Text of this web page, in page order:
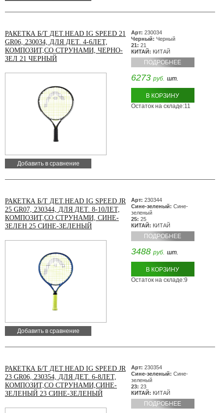
РАКЕТКА Б/Т ДЕТ.HEAD IG SPEED 21
GR06, 230034, ДЛЯ ДЕТ. 4-6ЛЕТ,
КОМПОЗИТ,СО СТРУНАМИ, ЧЕРНО-
ЗЕЛ 21 ЧЕРНЫЙ
Добавить в сравнение
Арт: 230034
Черный: Черный
21: 21
КИТАЙ: КИТАЙ
ПОДРОБНЕЕ
6273 руб. шт.
В КОРЗИНУ
Остаток на складе:11
РАКЕТКА Б/Т ДЕТ.HEAD IG SPEED JR
25 GR07, 230344, ДЛЯ ДЕТ. 8-10ЛЕТ,
КОМПОЗИТ,СО СТРУНАМИ, СИНЕ-
ЗЕЛЕН 25 СИНЕ-ЗЕЛЕНЫЙ
Добавить в сравнение
Арт: 230344
Сине-зеленый: Сине-
зеленый
25: 25
КИТАЙ: КИТАЙ
ПОДРОБНЕЕ
3488 руб. шт.
В КОРЗИНУ
Остаток на складе:9
РАКЕТКА Б/Т ДЕТ.HEAD IG SPEED JR
23 GR06, 230354, ДЛЯ ДЕТ. 6-8ЛЕТ,
КОМПОЗИТ,СО СТРУНАМИ,СИНЕ-
ЗЕЛЕНЫЙ 23 СИНЕ-ЗЕЛЕНЫЙ
Арт: 230354
Сине-зеленый: Сине-
зеленый
23: 23
КИТАЙ: КИТАЙ
ПОДРОБНЕЕ